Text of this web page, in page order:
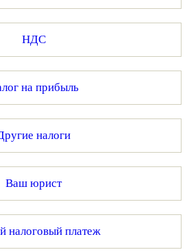
НДС
на прибыль
налоги
Ваш юрист
налоговый платеж